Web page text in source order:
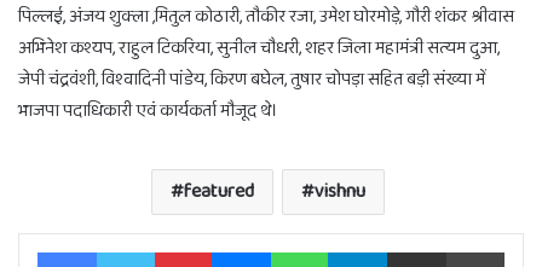
पिल्लई, अंजय शुक्ला ,मितुल कोठारी, तौकीर रजा, उमेश घोरमोड़े, गौरी शंकर श्रीवास
अभिनेश कश्यप, राहुल टिकरिया, सुनील चौधरी, शहर जिला महामंत्री सत्यम दुआ,
जेपी चंद्रवंशी, विश्वादिनी पांडेय, किरण बघेल, तुषार चोपड़ा सहित बड़ी संख्या में
भाजपा पदाधिकारी एवं कार्यकर्ता मौजूद थे।
featured vishnu
FacebookTwitter PinterestMessengerWhatsAppTelegramShare via Email Print